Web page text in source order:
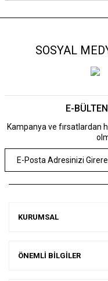
SOSYAL
E-
Kampanya ve fırsatlardan
KURUMSAL
ÖNEMLİ BİLGİLER